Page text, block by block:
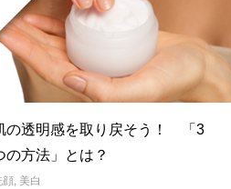
の透明感を取り戻そう！ 「3
の方法」とは？
顔, 美白